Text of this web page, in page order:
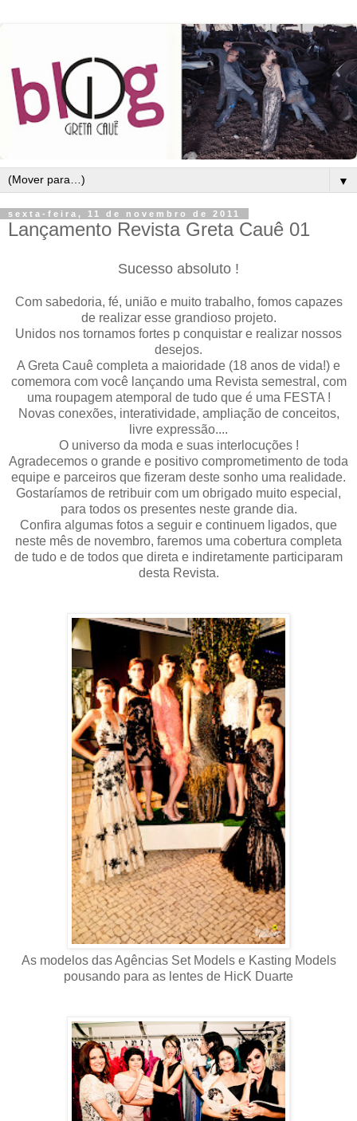
▼
sexta-feira, 11 de novembro de 2011
Lançamento Revista Greta Cauê 01
Sucesso absoluto !
Com sabedoria, fé, união e muito trabalho, fomos capazes
de realizar esse grandioso projeto.
Unidos nos tornamos fortes p conquistar e realizar nossos
desejos.
A Greta Cauê completa a maioridade (18 anos de vida!) e
comemora com você lançando uma Revista semestral, com
uma roupagem atemporal de tudo que é uma FESTA !
Novas conexões, interatividade, ampliação de conceitos,
livre expressão....
O universo da moda e suas interlocuções !
Agradecemos o grande e positivo comprometimento de toda
equipe e parceiros que fizeram deste sonho uma realidade.
Gostaríamos de retribuir com um obrigado muito especial,
para todos os presentes neste grande dia.
Confira algumas fotos a seguir e continuem ligados, que
neste mês de novembro, faremos uma cobertura completa
de tudo e de todos que direta e indiretamente participaram
desta Revista.
As modelos das Agências Set Models e Kasting Models
pousando para as lentes de HicK Duarte